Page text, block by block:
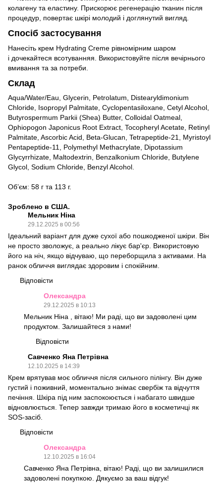
колагену та еластину. Прискорює регенерацію тканин після
процедур, повертає шкірі молодий і доглянутий вигляд.
Спосіб застосування
Нанесіть крем Hydrating Creme рівномірним шаром
і дочекайтеся всотуванняя. Використовуйте після вечірнього
вмивання та за потреби.
Склад
Aqua/Water/Eau, Glycerin, Petrolatum, Distearyldimonium
Chloride, Isopropyl Palmitate, Cyclopentasiloxane, Cetyl Alcohol,
Butyrospermum Parkii (Shea) Butter, Colloidal Oatmeal,
Ophiopogon Japonicus Root Extract, Tocopheryl Acetate, Retinyl
Palmitate, Ascorbic Acid, Beta-Glucan, Tetrapeptide-21, Myristoyl
Pentapeptide-11, Polymethyl Methacrylate, Dipotassium
Glycyrrhizate, Maltodextrin, Benzalkonium Chloride, Butylene
Glycol, Sodium Chloride, Benzyl Alcohol.
Об’єм: 58 г та 113 г.
Зроблено в США.
Мельник Ніна
29.12.2025 в 00:56
Ідеальний варіант для дуже сухої або пошкодженої шкіри. Він
не просто зволожує, а реально лікує бар'єр. Використовую
його на ніч, якщо відчуваю, що переборщила з активами. На
ранок обличчя виглядає здоровим і спокійним.
Відповісти
Олександра
29.12.2025 в 10:13
Мельник Ніна , вітаю! Ми раді, що ви задоволені цим
продуктом. Залишайтеся з нами!
Відповісти
Савченко Яна Петрівна
12.10.2025 в 14:39
Крем врятував моє обличчя після сильного пілінгу. Він дуже
густий і поживний, моментально знімає свербіж та відчуття
печіння. Шкіра під ним заспокоюється і набагато швидше
відновлюється. Тепер завжди тримаю його в косметичці як
SOS-засіб.
Відповісти
Олександра
12.10.2025 в 16:04
Савченко Яна Петрівна, вітаю! Раді, що ви залишилися
задоволені покупкою. Дякуємо за ваш відгук!